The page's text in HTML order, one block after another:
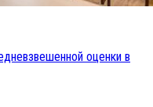
оценки в